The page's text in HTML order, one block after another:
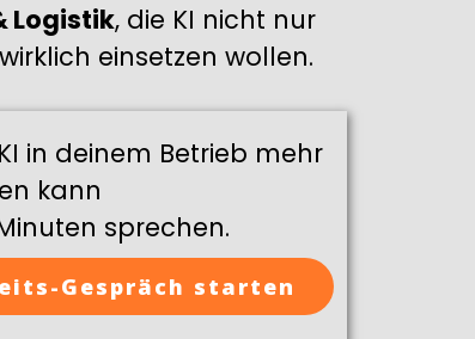
Logistik, die KI nicht nur
einsetzen wollen.
in deinem Betrieb mehr
kann
sprechen.
Gespräch starten